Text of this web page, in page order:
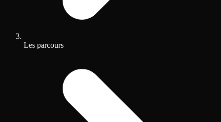
Les parcours